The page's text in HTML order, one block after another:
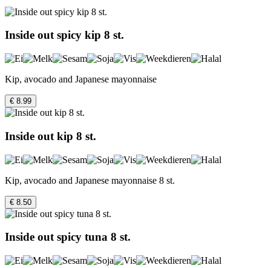
Inside out spicy kip 8 st.
Kip, avocado and Japanese mayonnaise
€ 8.99
Inside out kip 8 st.
Kip, avocado and Japanese mayonnaise 8 st.
€ 8.50
Inside out spicy tuna 8 st.